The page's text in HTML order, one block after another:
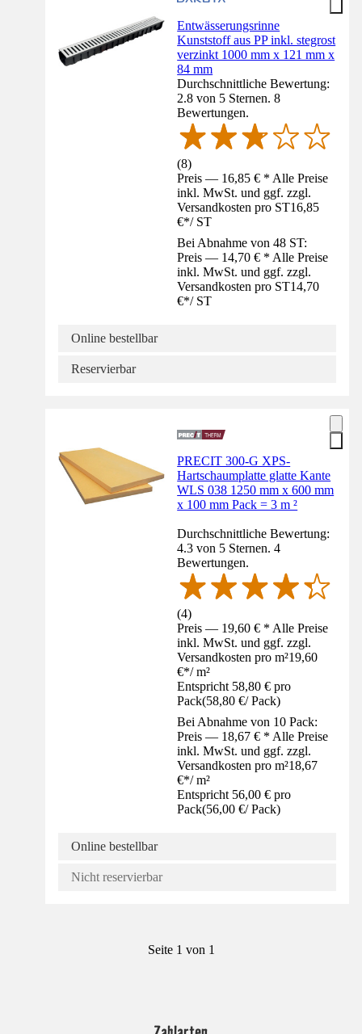
Entwässerungsrinne
Kunststoff aus PP inkl. stegrost
verzinkt 1000 mm x 121 mm x
84 mm
Durchschnittliche Bewertung:
2.8 von 5 Sternen. 8
Bewertungen.
(8)
Preis — 16,85 € * Alle Preise
inkl. MwSt. und ggf. zzgl.
Versandkosten pro ST16,85
€*/ ST
Bei Abnahme von 48 ST:
Preis — 14,70 € * Alle Preise
inkl. MwSt. und ggf. zzgl.
Versandkosten pro ST14,70
€*/ ST
Online bestellbar
Reservierbar
PRECIT 300-G XPS-
Hartschaumplatte glatte Kante
WLS 038 1250 mm x 600 mm
x 100 mm Pack = 3 m ²
Durchschnittliche Bewertung:
4.3 von 5 Sternen. 4
Bewertungen.
(4)
Preis — 19,60 € * Alle Preise
inkl. MwSt. und ggf. zzgl.
Versandkosten pro m²19,60
€*/ m²
Entspricht 58,80 € pro
Pack(58,80 €/ Pack)
Bei Abnahme von 10 Pack:
Preis — 18,67 € * Alle Preise
inkl. MwSt. und ggf. zzgl.
Versandkosten pro m²18,67
€*/ m²
Entspricht 56,00 € pro
Pack(56,00 €/ Pack)
Online bestellbar
Nicht reservierbar
Seite 1 von 1